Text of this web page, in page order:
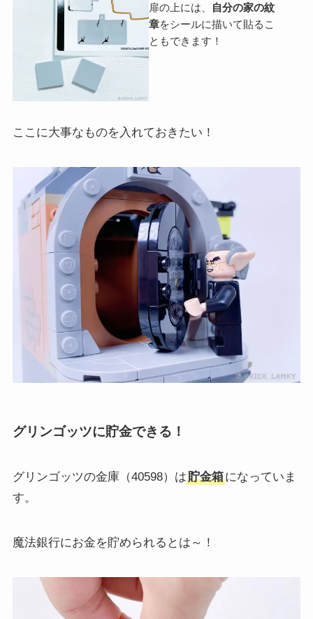
扉の上には、
自分の家の紋
章をシールに描いて貼るこ
ともできます！
ここに大事なものを入れておきたい！
グリンゴッツに貯金できる！
グリンゴッツの金庫（40598）は貯金箱になっていま
す。
魔法銀行にお金を貯められるとは～！